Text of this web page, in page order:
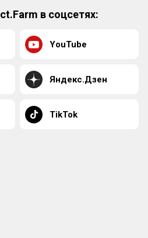
в соцсетях:
YouTube
Яндекс.Дзен
TikTok